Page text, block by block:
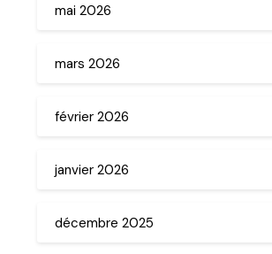
mai 2026
mars 2026
février 2026
janvier 2026
décembre 2025